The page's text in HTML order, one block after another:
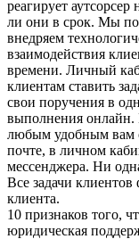
реагирует
ли они в срок. Мы
внедряем
взаимодействия
времени. Личный
клиентам ставить
свои поручения в
выполнения онлайн.
любым удобным вам
почте, в личном
мессенджера. Ни
Все задачи
клиента.
10 признаков того,
юридическая